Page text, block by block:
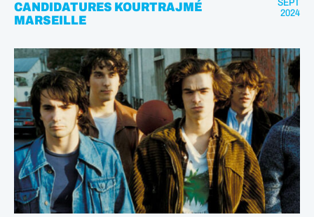
CANDIDATURES KOURTRAJMÉ
MARSEILLE
SEPT
2024